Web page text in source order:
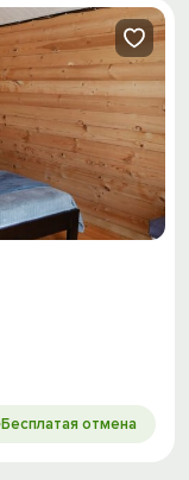
Бесплатая отмена